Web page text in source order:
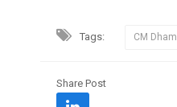
Tags: CM
Share Post